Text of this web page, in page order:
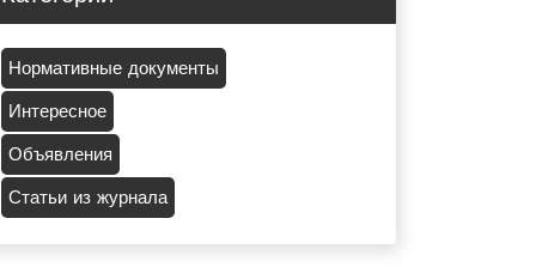
Нормативные документы
Интересное
Объявления
Статьи из журнала